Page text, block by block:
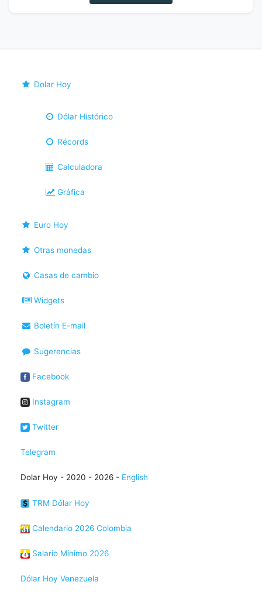
Dolar Hoy
Dólar Histórico
Récords
Calculadora
Gráfica
Euro Hoy
Otras monedas
Casas de cambio
Widgets
Boletín E-mail
Sugerencias
Facebook
Instagram
Twitter
Telegram
Dolar Hoy - 2020 - 2026 - English
TRM Dólar Hoy
Calendario 2026 Colombia
Salario Mínimo 2026
Dólar Hoy Venezuela